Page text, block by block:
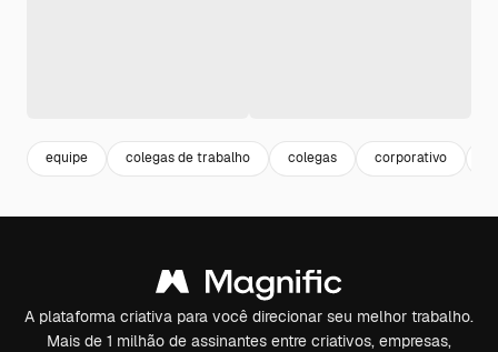
equipe colegas de trabalho colegas corporativo
A plataforma criativa para você direcionar seu melhor trabalho.
Mais de 1 milhão de assinantes entre criativos, empresas,